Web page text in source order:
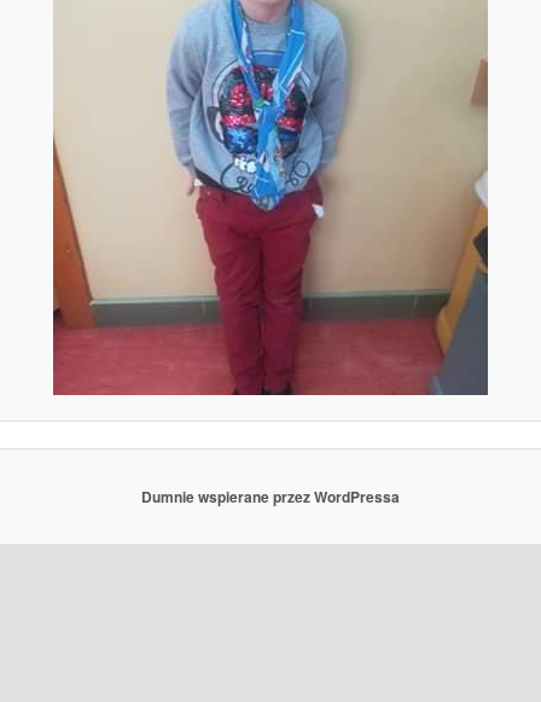
Dumnie wspierane przez WordPressa